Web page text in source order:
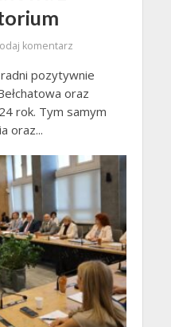
komentarz
pozytywnie
oraz
rok. Tym samym
oraz...